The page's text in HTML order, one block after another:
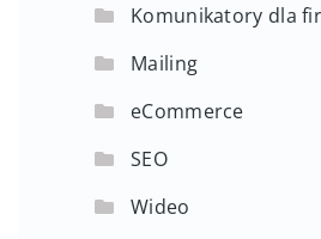
Komunikatory dla
Mailing
eCommerce
SEO
Wideo